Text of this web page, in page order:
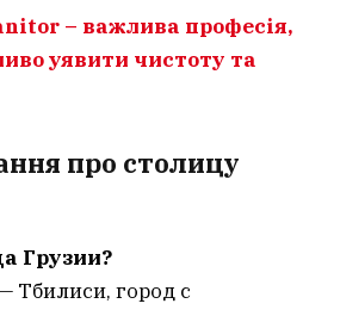
– важлива професія,
уявити чистоту та
про столицу
Грузии?
Тбилиси, город с